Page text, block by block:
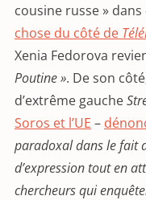
cousine russe » dans
chose du côté de
Xenia Fedorova
Poutine ». De son
d’extrême gauche
Soros et l’UE –
paradoxal dans le fait
d’expression tout en
chercheurs qui